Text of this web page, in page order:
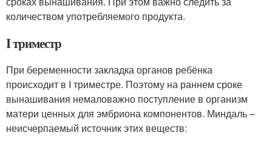
количеством употребляемого продукта.
I триместр
При беременности закладка органов ребёнка
происходит в I триместре. Поэтому на раннем сроке
вынашивания немаловажно поступление в организм
матери ценных для эмбриона компонентов. Миндаль –
неисчерпаемый источник этих веществ: